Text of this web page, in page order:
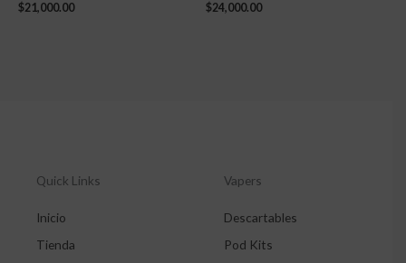
$21,000.00 $24,000.00
Quick Links
Inicio
Tienda
Vapers
Descartables
Pod Kits